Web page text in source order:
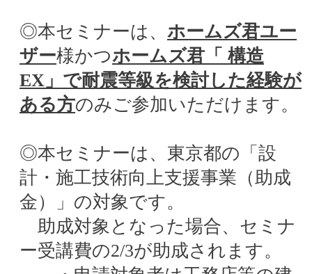
◎本セミナーは、 ホームズ君ユー
ザー様かつホームズ君「 構造
EX」で耐震等級を検討した経験が
ある方のみご参加いただけます。
◎本セミナーは、東京都の「設
計・施工技術向上支援事業（助成
金）」の対象です。
助成対象となった場合、セミナ
ー受講費の2/3が助成されます。